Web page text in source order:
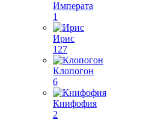
Императа
1
Ирис
127
Клопогон
6
Книфофия
2